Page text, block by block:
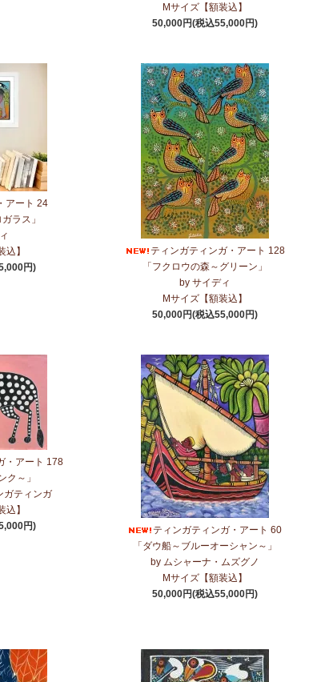
Mサイズ【額装込】
50,000円(税込55,000円)
アート 24
ラス」
込】
円)
ティンガティンガ・アート 128
「フクロウの森～グリーン」
by サイディ
Mサイズ【額装込】
50,000円(税込55,000円)
・アート 178
ク～」
ガティンガ
込】
円)
ティンガティンガ・アート 60
「ダウ船～ブルーオーシャン～」
by ムシャーナ・ムズグノ
Mサイズ【額装込】
50,000円(税込55,000円)